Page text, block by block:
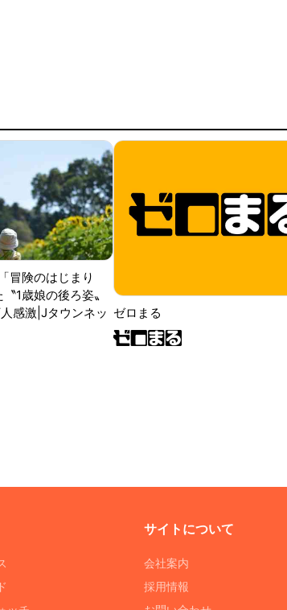
冒険のはじまり
1歳娘の後ろ姿〟
感激|Jタウンネッ ゼロまる
サイトについて
会社案内
採用情報